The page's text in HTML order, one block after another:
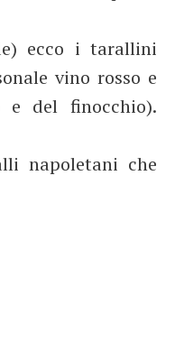
ecco i tarallini
vino rosso e
e del finocchio).
napoletani che